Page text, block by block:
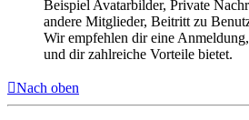
Beispiel Avatarbilder, Private
andere Mitglieder, Beitritt zu
Wir empfehlen dir eine
und dir zahlreiche Vorteile bietet.
Nach oben